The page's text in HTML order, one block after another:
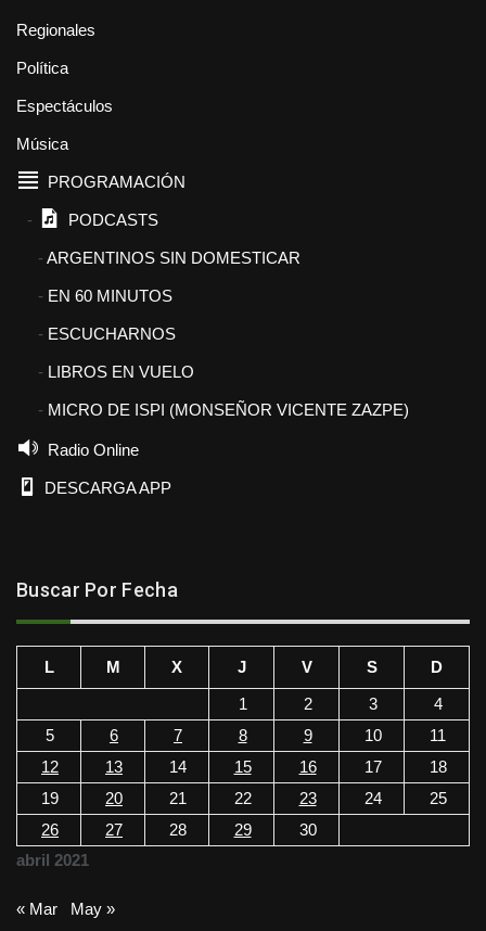
Regionales
Política
Espectáculos
Música
PROGRAMACIÓN
PODCASTS
ARGENTINOS SIN DOMESTICAR
EN 60 MINUTOS
ESCUCHARNOS
LIBROS EN VUELO
MICRO DE ISPI (MONSEÑOR VICENTE ZAZPE)
Radio Online
DESCARGA APP
Buscar Por Fecha
abril 2021
L M X J V S
D
1
2 3
4
5
6 7 8 9 10
11
12
13 14 15 16 17
18
19
20 21 22 23 24
25
26
27 28 29 30
« Mar May »